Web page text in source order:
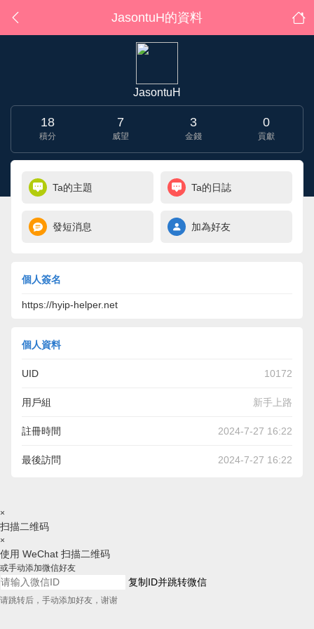
JasontuH的資料
JasontuH
18
積分
7
威望
3
金錢
0
貢獻
Ta的主題 Ta的日誌
發短消息 加為好友
個人簽名
https://hyip-helper.net
個人資料
UID 10172
用戶組 新手上路
註冊時間 2024-7-27 16:22
最後訪問 2024-7-27 16:22
×
扫描二维码
×
使用 WeChat 扫描二维码
或手动添加微信好友
复制ID并跳转微信
请跳转后，手动添加好友，谢谢